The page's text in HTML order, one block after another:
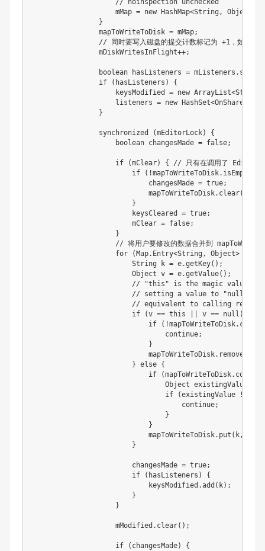
// noinspection unchecked
                    mMap
= new HashMap<String , Object
}
                mapToWriteToDisk
= mMap;
// 同时要写入磁盘的提交计数标记为 +1，如果同
                mDiskWritesInFlight
++;
boolean hasListeners = mListeners . size
if
( hasListeners )
{
                    keysModified
= new ArrayList<String
                    listeners
= new HashSet<
}
synchronized (mEditorLock)
{
boolean changesMade = false;
if (mClear) {
// 只有在调用了
if
( !mapToWriteToDisk. isEmpty
                            changesMade
= true;
                            mapToWriteToDisk
. clear(
}
                        keysCleared
= true;
                        mClear
= false;
}
// 将用户要修改的数据合并到
for
( Map. Entry<String , Object>
String k = e.getKey( ) ;
Object v = e.getValue( ) ;
// "this" is the magic value for
// setting a value to "null" for
// equivalent to calling remove
if
(v == this v == null )
if
( !mapToWriteToDisk.
continue;
}
                            mapToWriteToDisk
. remove
} else {
if
(mapToWriteToDisk.
Object existingValue
if
(existingValue !=
continue;
}
}
                            mapToWriteToDisk
. put ( k,
}
                        changesMade
= true;
if
( hasListeners )
{
                            keysModified
.add ( k) ;
}
}
                    mModified
. clear( ) ;
if ( changesMade)
{